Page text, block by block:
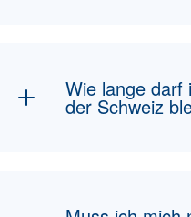
arbeitet, muss
Wie lange darf
der Schweiz